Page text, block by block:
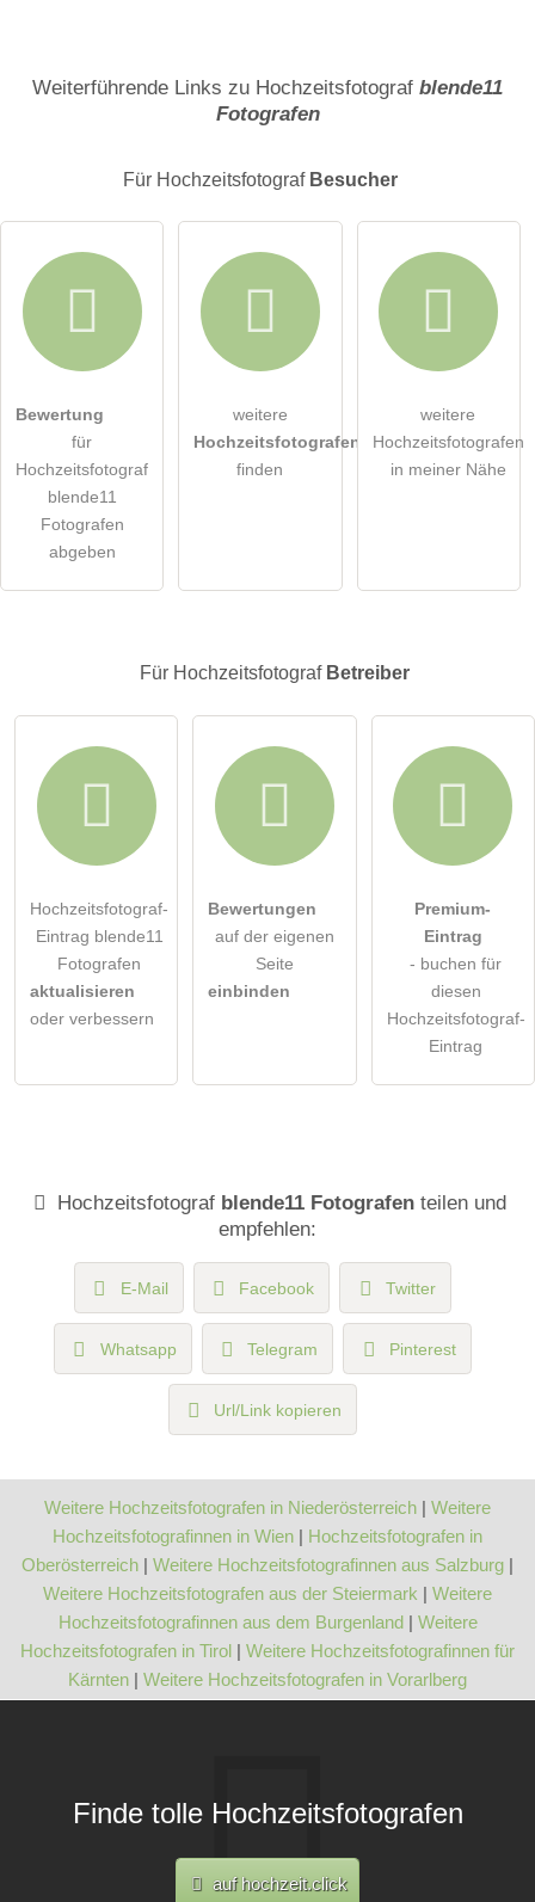
E-Mail-Adresse (wird nicht veröffentlicht)
Die Datenschutzerklärung habe ich zur Kenntnis genommen.
öffentliche Frage stellen
Hinweis:Bitte beachten Sie, öffentliche Fragen sind
Besucher sichtbar
.
Weiterführende Links zu Hochzeitsfotograf blende11
Fotografen
Für Hochzeitsfotograf Besucher
Bewertung
für
Hochzeitsfotograf
blende11
Fotografen
abgeben
weitere
Hochzeitsfotografen
finden
weitere
Hochzeitsfotografen
in meiner Nähe
Für Hochzeitsfotograf Betreiber
Hochzeitsfotograf-
Eintrag blende11
Fotografen
aktualisieren
oder verbessern
Bewertungen
auf der eigenen
Seite
einbinden
Premium-
Eintrag
- buchen für
diesen
Hochzeitsfotograf-
Eintrag
Hochzeitsfotograf blende11 Fotografenteilen und
empfehlen:
E-Mail Facebook Twitter
Whatsapp Telegram Pinterest
Url/Link kopieren
Weitere Hochzeitsfotografen in Niederösterreich | Weitere
Hochzeitsfotografinnen in Wien | Hochzeitsfotografen in
Oberösterreich | Weitere Hochzeitsfotografinnen aus Salzburg |
Weitere Hochzeitsfotografen aus der Steiermark | Weitere
Hochzeitsfotografinnen aus dem Burgenland| Weitere
Hochzeitsfotografen in Tirol | Weitere Hochzeitsfotografinnen für
Kärnten | Weitere Hochzeitsfotografen in Vorarlberg
Finde tolle Hochzeitsfotografen
auf hochzeit.click